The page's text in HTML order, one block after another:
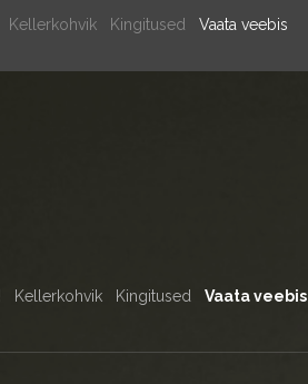
Kellerkohvik Kingitused
Vaata veebis
Kellerkohvik Kingitused
Vaata veebis